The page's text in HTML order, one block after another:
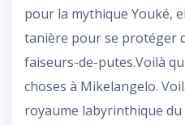
pour la mythique Youké,
tanière pour se protéger
faiseurs-de-putes.Voilà
choses à Mikelangelo.
royaume labyrinthique